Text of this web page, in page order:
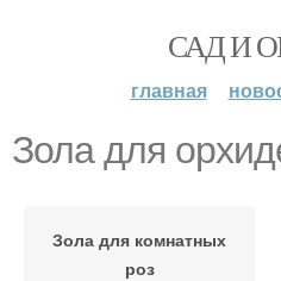
САД И
главная
Зола для
Зола для комнатных
роз